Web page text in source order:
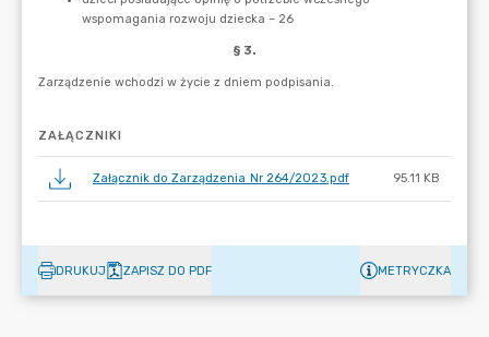
ZAŁĄCZNIKI
Załącznik do Zarządzenia Nr 264/2023.pdf 95.11 KB
DRUKUJ ZAPISZ DO PDF METRYCZKA